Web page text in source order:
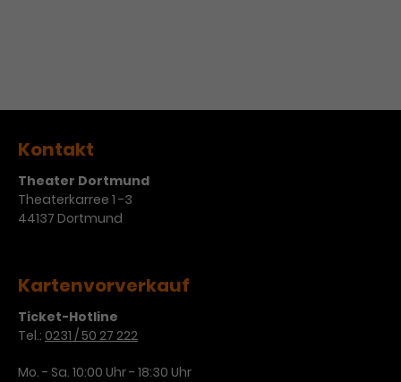
Kontakt
Theater Dortmund
Theaterkarree 1 -3
44137 Dortmund
Kartenvorverkauf
Ticket-Hotline
Tel.: 0231 / 50 27 222
Mo. - Sa. 10:00 Uhr - 18:30 Uhr